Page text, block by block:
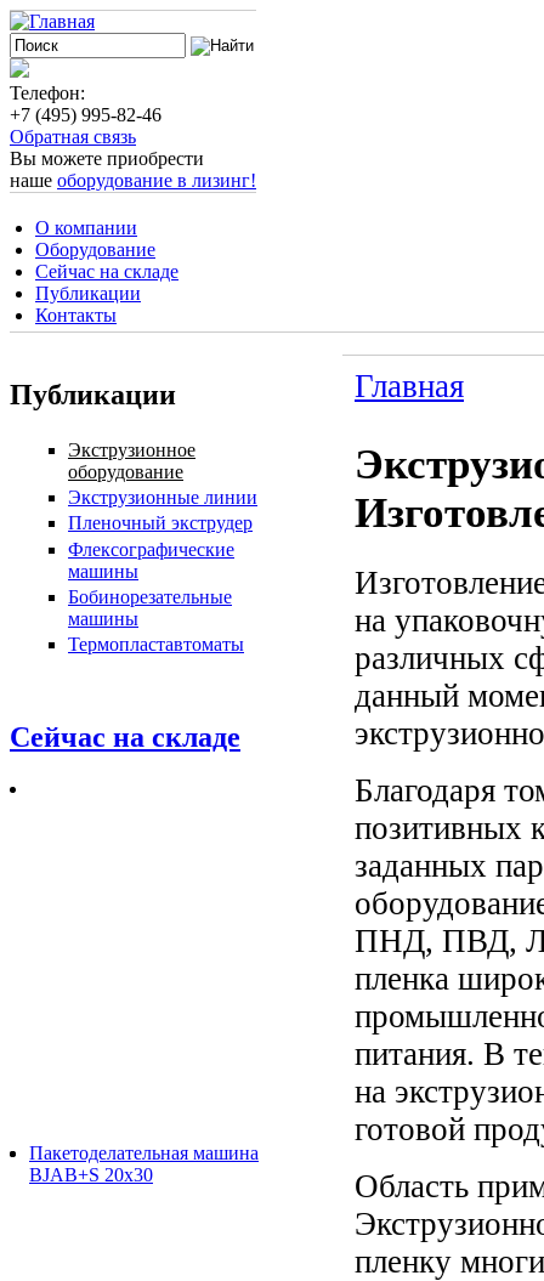
Телефон:
+7 (495) 995-82-46
Обратная связь
Вы можете приобрести
наше оборудование в лизинг!
О компании
Оборудование
Сейчас на складе
Публикации
Контакты
Публикации
Экструзионное
оборудование
Экструзионные линии
Пленочный экструдер
Флексографические
машины
Бобинорезательные
машины
Термопластавтоматы
Сейчас на складе
Пакетоделательная машина
BJAB+S 20x30
Главная
на
различных
данный
Благодаря
позитивных
заданных
ПНД, ПВД,
пленка
питания. В
на
готовой
Область
пленку